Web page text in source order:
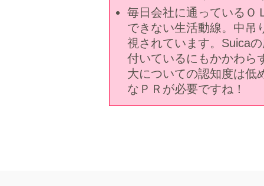
毎日会社に通っているＯ
できない生活動線。中吊
視されています。Suica
付いているにもかかわら
大についての認知度は低
なＰＲが必要ですね！